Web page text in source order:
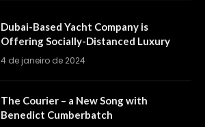
Dubai-Based Yacht Company is
Offering Socially-Distanced Luxury
4 de janeiro de 2024
The Courier – a New Song with
Benedict Cumberbatch